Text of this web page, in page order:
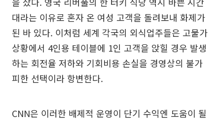
대라는 이유로 혼자 온 여성 고객을 돌려보내 화제가
된 바 있다. 이처럼 세계 각국의 외식업주들은 고물가
상황에서 4인용 테이블에 1인 고객을 앉힐 경우 발생
하는 회전율 저하와 기회비용 손실을 경영상의 불가
피한 선택이라 항변한다.
CNN은 이러한 배제적 운영이 단기 수익엔 도움이 될